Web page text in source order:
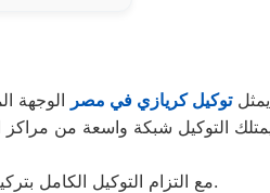
يمثلتوكيل كريازي في مصر
مع التزام التوكيل الكامل بتركيب قطع غيار أصلية 100% وتقديم شهادات ضمان معتمدة لضمان جودة الصيانة وتشغيل الأجهزة بأعلى كفاءة تشغيلية.